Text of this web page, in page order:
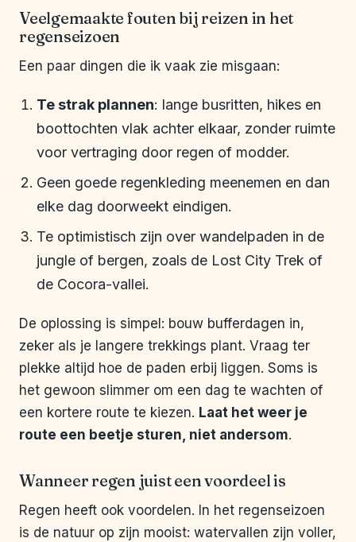
Veelgemaakte fouten bij reizen in het
regenseizoen
Een paar dingen die ik vaak zie misgaan:
Te strak plannen: lange busritten, hikes en
boottochten vlak achter elkaar, zonder ruimte
voor vertraging door regen of modder.
Geen goede regenkleding meenemen en dan
elke dag doorweekt eindigen.
Te optimistisch zijn over wandelpaden in de
jungle of bergen, zoals de Lost City Trek of
de Cocora-vallei.
De oplossing is simpel: bouw bufferdagen in,
zeker als je langere trekkings plant. Vraag ter
plekke altijd hoe de paden erbij liggen. Soms is
het gewoon slimmer om een dag te wachten of
een kortere route te kiezen. Laat het weer je
route een beetje sturen, niet andersom.
Wanneer regen juist een voordeel is
Regen heeft ook voordelen. In het regenseizoen
is de natuur op zijn mooist: watervallen zijn voller,